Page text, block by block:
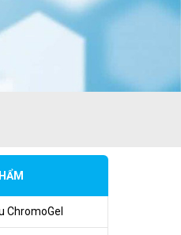
ChromoGel